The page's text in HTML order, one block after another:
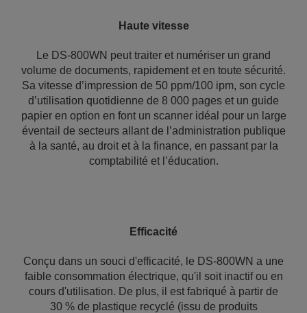
Haute vitesse
Le DS-800WN peut traiter et numériser un grand
volume de documents, rapidement et en toute sécurité.
Sa vitesse d’impression de 50 ppm/100 ipm, son cycle
d’utilisation quotidienne de 8 000 pages et un guide
papier en option en font un scanner idéal pour un large
éventail de secteurs allant de l’administration publique
à la santé, au droit et à la finance, en passant par la
comptabilité et l’éducation.
Efficacité
Conçu dans un souci d'efficacité, le DS-800WN a une
faible consommation électrique, qu'il soit inactif ou en
cours d'utilisation. De plus, il est fabriqué à partir de
30 % de plastique recyclé (issu de produits